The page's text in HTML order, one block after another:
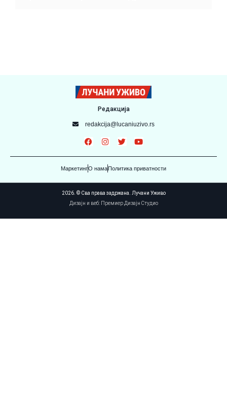
Редакција
redakcija@lucaniuzivo.rs
МаркетингО намаПолитика приватности
2026. © Сва права задржана. Лучани Уживо
Дизајн и веб: Премиер Дизајн Студио